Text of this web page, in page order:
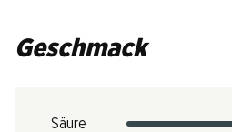
Geschmack
Säure